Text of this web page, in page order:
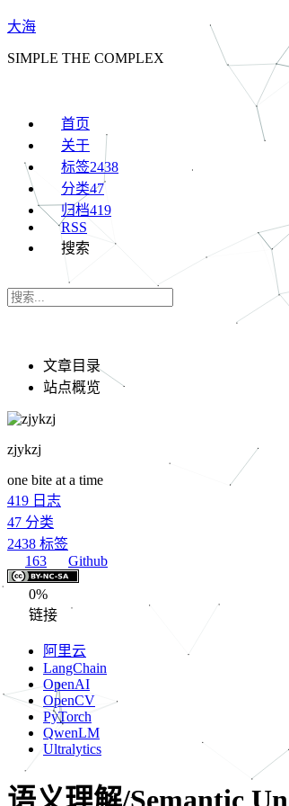
大海
SIMPLE THE COMPLEX
首页
关于
标签2438
分类47
归档419
RSS
搜索
文章目录
站点概览
zjykzj
one bite at a time
419 日志
47 分类
2438 标签
163
Github
0%
链接
阿里云
LangChain
OpenAI
OpenCV
PyTorch
QwenLM
Ultralytics